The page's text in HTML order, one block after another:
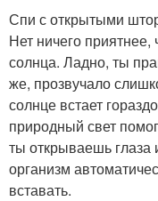
Спи с открытыми
Нет ничего
солнца. Ладно, ты
же, прозвучало
солнце встает
природный свет
ты открываешь глаза
организм
вставать.